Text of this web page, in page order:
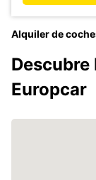
Alquiler de
Descubre
Europcar